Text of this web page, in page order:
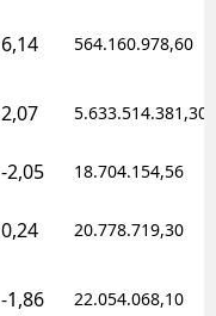
6,14 564.160.978,60
2,07 5.633.514.381,30
-2,05 18.704.154,56
0,24 20.778.719,30
-1,86 22.054.068,10